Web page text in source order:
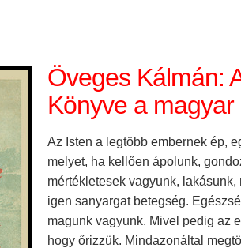
Öveges Kálmán:
Könyve a
Az Isten a legtöbb embernek ép,
melyet, ha kellően ápolunk,
mértékletesek vagyunk,
igen sanyargat betegség.
magunk vagyunk. Mivel pedig az
hogy őrizzük. Mindazonáltal